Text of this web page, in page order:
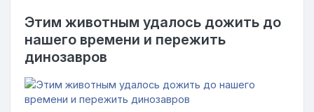
Этим животным удалось дожить до
нашего времени и пережить
динозавров